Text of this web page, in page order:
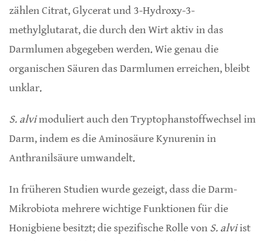
zählen Citrat, Glycerat und 3-Hydroxy-3-
methylglutarat, die durch den Wirt aktiv in das
Darmlumen abgegeben werden. Wie genau die
organischen Säuren das Darmlumen erreichen, bleibt
unklar.
S. alvimoduliert auch den Tryptophanstoffwechsel im
Darm, indem es die Aminosäure Kynurenin in
Anthranilsäure umwandelt.
In früheren Studien wurde gezeigt, dass die Darm-
Mikrobiota mehrere wichtige Funktionen für die
Honigbiene besitzt; die spezifische Rolle von S. alviist